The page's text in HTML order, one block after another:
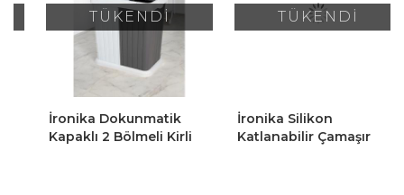
TÜKENDİ
İronika Dokunmatik
Kapaklı 2 Bölmeli Kirli
TÜKENDİ
İronika Silikon
Katlanabilir Çamaşır